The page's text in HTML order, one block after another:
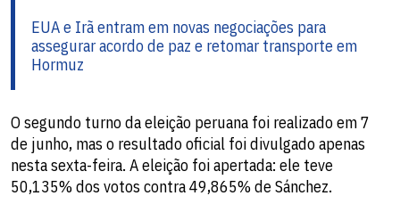
EUA e Irã entram em novas negociações para
assegurar acordo de paz e retomar transporte em
Hormuz
O segundo turno da eleição peruana foi realizado em 7
de junho, mas o resultado oficial foi divulgado apenas
nesta sexta-feira. A eleição foi apertada: ele teve
50,135% dos votos contra 49,865% de Sánchez.